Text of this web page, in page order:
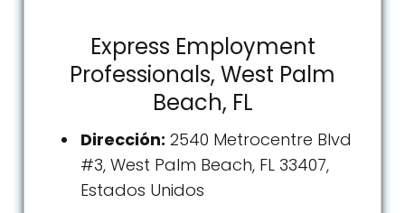
Express Employment
Professionals, West Palm
Beach, FL
Dirección: 2540 Metrocentre Blvd
#3, West Palm Beach, FL 33407,
Estados Unidos